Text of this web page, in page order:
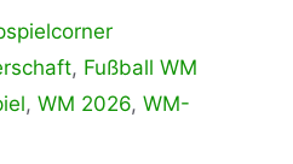
, Fußball WM
, WM 2026, WM-